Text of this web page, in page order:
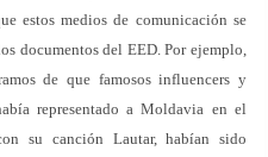
estos medios de comunicación se
documentos del EED. Por ejemplo,
de que famosos influencers y
representado a Moldavia en el
su canción Lautar, habían sido